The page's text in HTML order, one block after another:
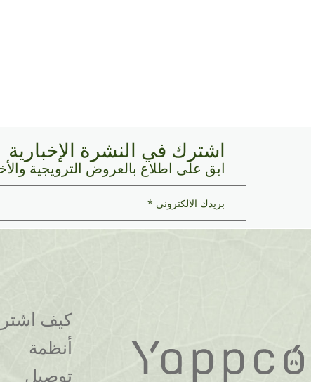
اشترك في النشرة الإخبارية
ابق على اطلاع بالعروض الترويجية
الالكتروني
*
كيف
أنظمة
توصيل